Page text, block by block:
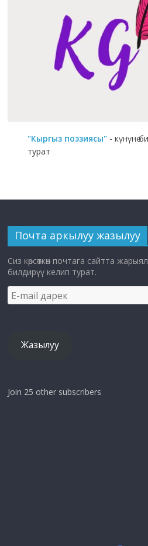
"Кыргыз поэзиясы" - күнүнө
турат
Почта аркылуу жазылуу
Сиз көрсөткөн почтага сайтта
билдирүү келип турат.
E-
mail
Жазылуу
Join 25 other subscribers